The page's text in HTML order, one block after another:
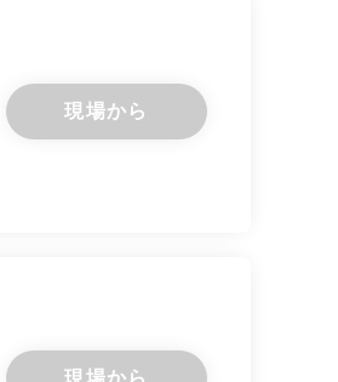
現場から
現場から